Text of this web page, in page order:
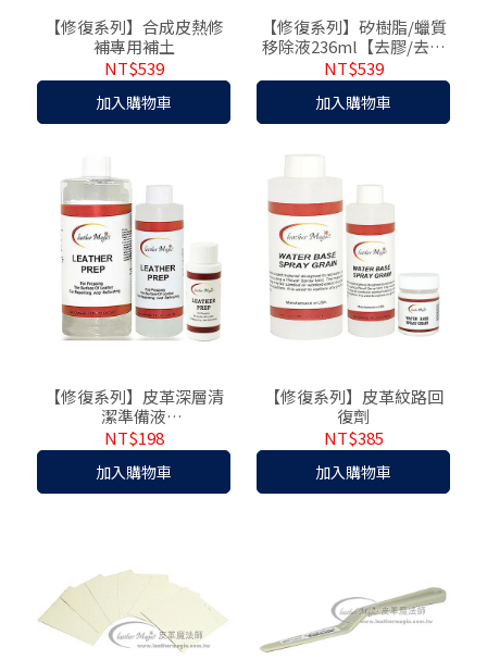
【修復系列】合成皮熱修
補專用補土
NT$539
加入購物車
【修復系列】矽樹脂/蠟質
移除液236ml【去膠/去膜
用途】
NT$539
加入購物車
【修復系列】皮革深層清
潔準備液
【修補上色前使用】
NT$198
加入購物車
【修復系列】皮革紋路回
復劑
NT$385
加入購物車